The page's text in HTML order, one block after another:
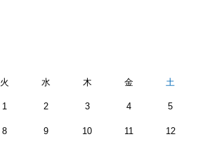
火 水 木 金 土
1 2 3 4 5
8 9 10 11 12